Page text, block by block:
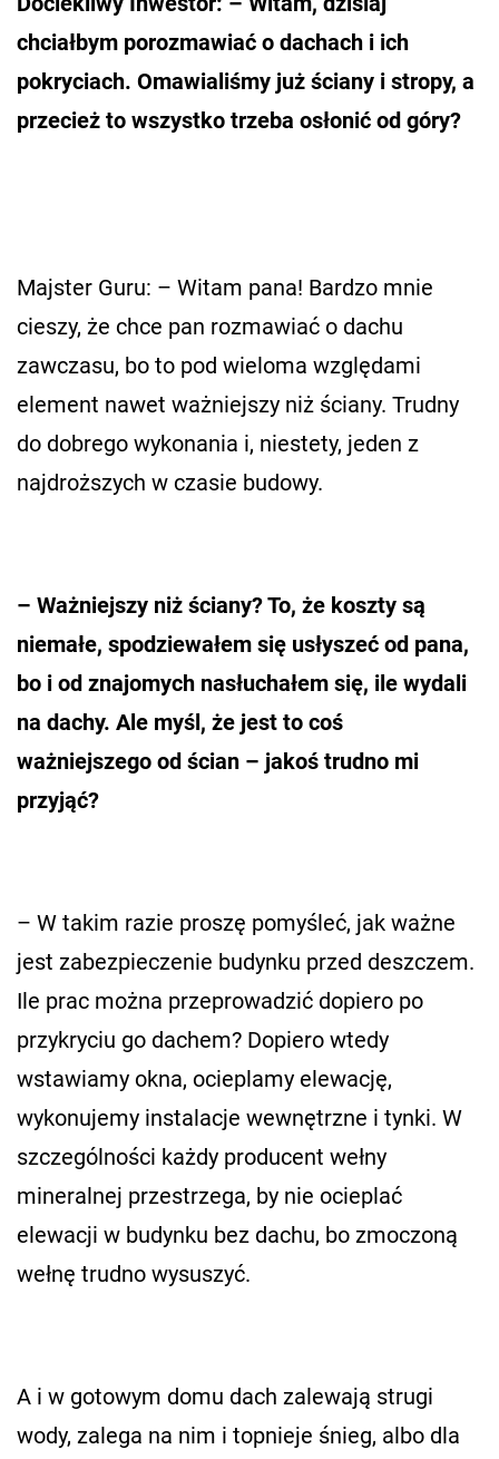
chciałbym porozmawiać o dachach i ich
pokryciach. Omawialiśmy już ściany i stropy, a
przecież to wszystko trzeba osłonić od góry?
Majster Guru: – Witam pana! Bardzo mnie
cieszy, że chce pan rozmawiać o dachu
zawczasu, bo to pod wieloma względami
element nawet ważniejszy niż ściany. Trudny
do dobrego wykonania i, niestety, jeden z
najdroższych w czasie budowy.
– Ważniejszy niż ściany? To, że koszty są
niemałe, spodziewałem się usłyszeć od pana,
bo i od znajomych nasłuchałem się, ile wydali
na dachy. Ale myśl, że jest to coś
ważniejszego od ścian – jakoś trudno mi
przyjąć?
– W takim razie proszę pomyśleć, jak ważne
jest zabezpieczenie budynku przed deszczem.
Ile prac można przeprowadzić dopiero po
przykryciu go dachem? Dopiero wtedy
wstawiamy okna, ocieplamy elewację,
wykonujemy instalacje wewnętrzne i tynki. W
szczególności każdy producent wełny
mineralnej przestrzega, by nie ocieplać
elewacji w budynku bez dachu, bo zmoczoną
wełnę trudno wysuszyć.
A i w gotowym domu dach zalewają strugi
wody, zalega na nim i topnieje śnieg, albo dla